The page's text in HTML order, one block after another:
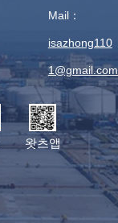
Mail：
isazhong110
1@gmail.com
왓츠앱